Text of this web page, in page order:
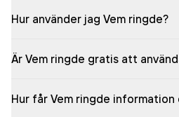
Hur använder jag Vem ringde?
Är Vem ringde gratis att
Hur får Vem ringde